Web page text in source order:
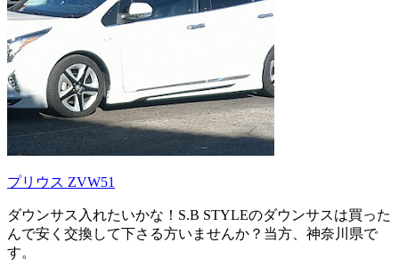
プリウス ZVW51
ダウンサス入れたいかな！S.B STYLEのダウンサスは買った
んで安く交換して下さる方いませんか？当方、神奈川県で
す。